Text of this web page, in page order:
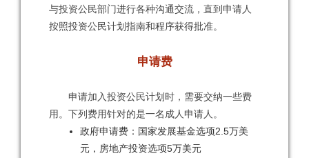
与投资公民部门进行各种沟通交流，直到申请人
按照投资公民计划指南和程序获得批准。
申请费
​ 申请加入投资公民计划时，需要交纳一些费
用。下列费用针对的是一名成人申请人。
政府申请费：国家发展基金选项2.5万美
元，房地产投资选项5万美元